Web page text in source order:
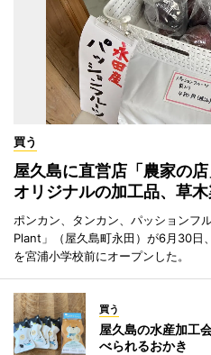
買う
屋久島に直営店「農家の
オリジナルの加工品、草
ポンカン、タンカン、パッションフ
Plant」（屋久島町永田）が6月30日
を宮浦小学校前にオープンした。
買う
屋久島の水産加工
べられるおかき